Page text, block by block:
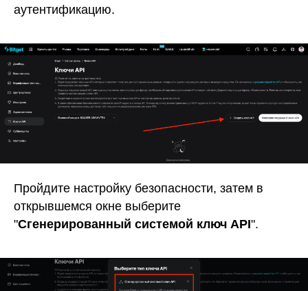
аутентификацию.
Пройдите настройку безопасности, затем в
открывшемся окне выберите
"Сгенерированный системой ключ API".